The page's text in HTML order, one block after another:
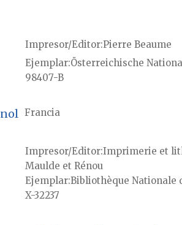
Impresor/Editor Pierre Beaume
Ejemplar Österreichische
98407-B
Francia
Impresor/Editor Imprimerie et
Maulde et Rénou
Ejemplar Bibliothèque Nationale
X-32237